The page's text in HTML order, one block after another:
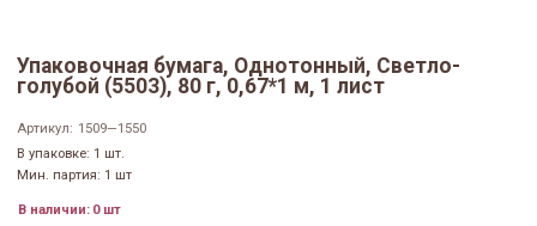
Упаковочная бумага, Однотонный, Светло-
голубой (5503), 80 г, 0,67*1 м, 1 лист
Артикул: 1509—1550
В упаковке: 1 шт.
Мин. партия: 1 шт
В наличии: 0 шт